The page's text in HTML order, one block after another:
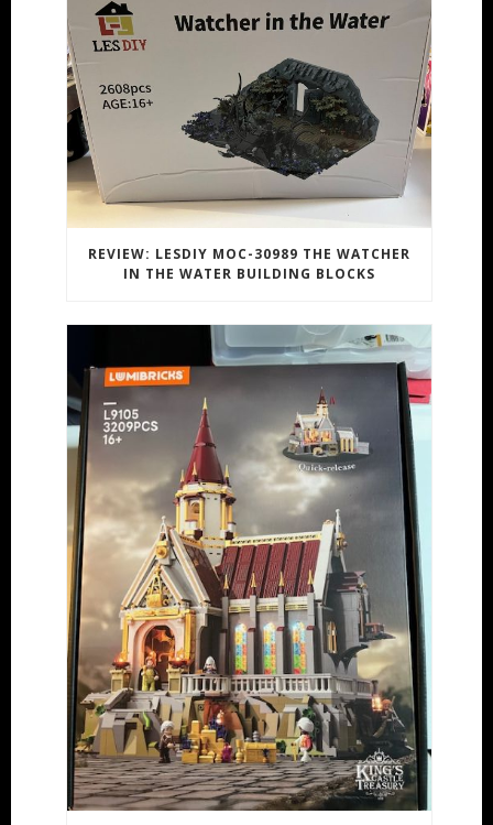
REVIEW: LESDIY MOC-30989 THE WATCHER
IN THE WATER BUILDING BLOCKS